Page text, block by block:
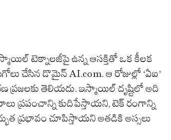
టెక్నాలజీపై ఉన్న ఆసక్తితో ఒక కీలక
చేసిన డొమైన్ AI.com. ఆ రోజుల్లో ‘ఏఐ’
తెలియదు. ఇస్మాయిల్ దృష్టిలో అది
ప్రపంచాన్ని కుదిపేస్తాయని, టెక్ రంగాన్ని
ప్రభావం చూపిస్తాయని అతడికి అస్సలు